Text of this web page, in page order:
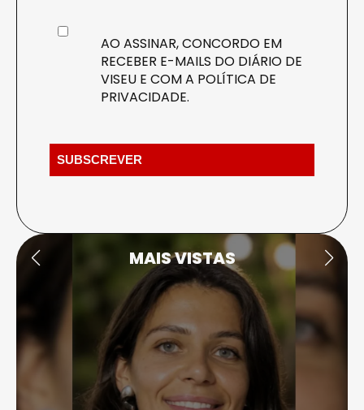
AO ASSINAR, CONCORDO EM
RECEBER E-MAILS DO DIÁRIO DE
VISEU E COM A POLÍTICA DE
PRIVACIDADE.
MAIS VISTAS